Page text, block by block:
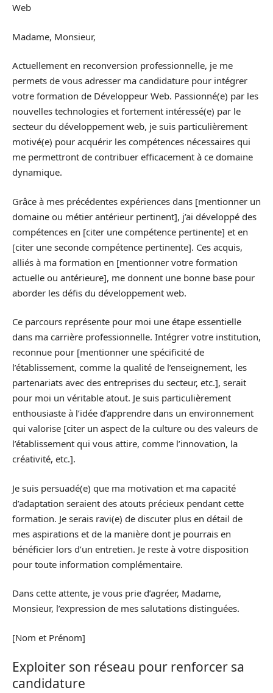
Web
Madame, Monsieur,
Actuellement en reconversion professionnelle, je me
permets de vous adresser ma candidature pour intégrer
votre formation de Développeur Web. Passionné(e) par les
nouvelles technologies et fortement intéressé(e) par le
secteur du développement web, je suis particulièrement
motivé(e) pour acquérir les compétences nécessaires qui
me permettront de contribuer efficacement à ce domaine
dynamique.
Grâce à mes précédentes expériences dans [mentionner un
domaine ou métier antérieur pertinent], j’ai développé des
compétences en [citer une compétence pertinente] et en
[citer une seconde compétence pertinente]. Ces acquis,
alliés à ma formation en [mentionner votre formation
actuelle ou antérieure], me donnent une bonne base pour
aborder les défis du développement web.
Ce parcours représente pour moi une étape essentielle
dans ma carrière professionnelle. Intégrer votre institution,
reconnue pour [mentionner une spécificité de
l’établissement, comme la qualité de l’enseignement, les
partenariats avec des entreprises du secteur, etc.], serait
pour moi un véritable atout. Je suis particulièrement
enthousiaste à l’idée d’apprendre dans un environnement
qui valorise [citer un aspect de la culture ou des valeurs de
l’établissement qui vous attire, comme l’innovation, la
créativité, etc.].
Je suis persuadé(e) que ma motivation et ma capacité
d’adaptation seraient des atouts précieux pendant cette
formation. Je serais ravi(e) de discuter plus en détail de
mes aspirations et de la manière dont je pourrais en
bénéficier lors d’un entretien. Je reste à votre disposition
pour toute information complémentaire.
Dans cette attente, je vous prie d’agréer, Madame,
Monsieur, l’expression de mes salutations distinguées.
[Nom et Prénom]
Exploiter son réseau pour renforcer sa
candidature